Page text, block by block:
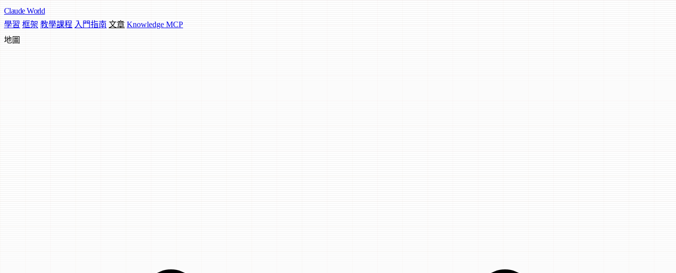
Claude World
學習 框架 教學課程 入門指南 文章 Knowledge MCP
地圖